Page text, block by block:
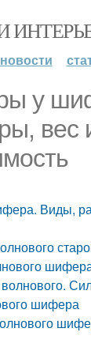
новости
у
вес
Виды,
шифера